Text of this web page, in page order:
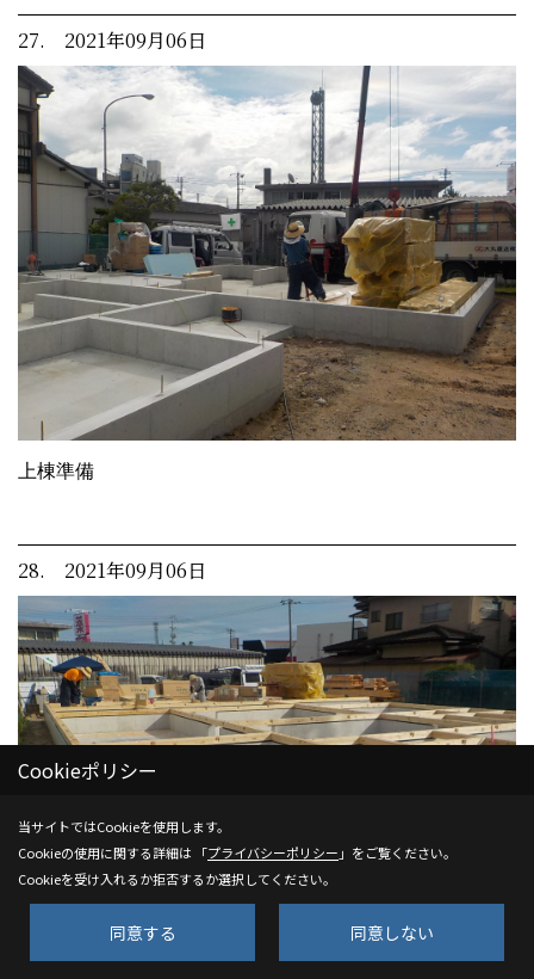
27. 2021年09月06日
上棟準備
28. 2021年09月06日
Cookieポリシー
当サイトではCookieを使用します。
Cookieの使用に関する詳細は 「プライバシーポリシー 」をご覧ください。
Cookieを受け入れるか拒否するか選択してください。
同意する 同意しない